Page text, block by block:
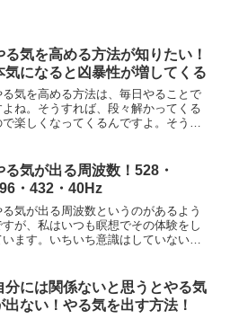
る気を高める方法が知りたい！
気になると凶暴性が増してくる
る気を高める方法は、毎日やることで
よね。そうすれば、段々解かってくる
で楽しくなってくるんですよ。そうな
やる気が高まる理由は、成長するから
す。毎日やる気を出して...
る気が出る周波数！528・
・432・40Hz
る気が出る周波数というのがあるよう
すが、私はいつも瞑想でその体験をし
います。いちいち意識はしていないの
る周波数やる気が出る周波数というも
があるようです。私は普...
分には関係ないと思うとやる気
出ない！やる気を出す方法！